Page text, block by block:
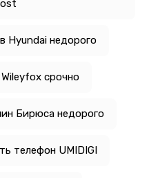
Hyundai недорого
срочно
Бирюса недорого
телефон UMIDIGI